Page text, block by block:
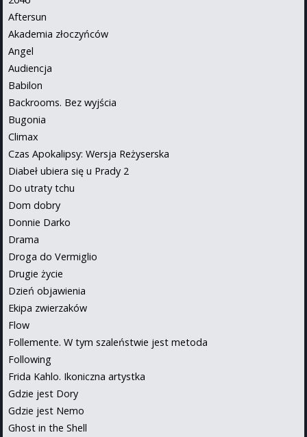
Aftersun
Akademia złoczyńców
Angel
Audiencja
Babilon
Backrooms. Bez wyjścia
Bugonia
Climax
Czas Apokalipsy: Wersja Reżyserska
Diabeł ubiera się u Prady 2
Do utraty tchu
Dom dobry
Donnie Darko
Drama
Droga do Vermiglio
Drugie życie
Dzień objawienia
Ekipa zwierzaków
Flow
Follemente. W tym szaleństwie jest metoda
Following
Frida Kahlo. Ikoniczna artystka
Gdzie jest Dory
Gdzie jest Nemo
Ghost in the Shell